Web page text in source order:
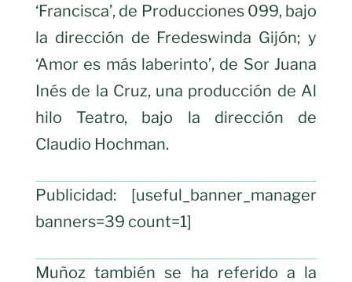
‘Francisca’, de Producciones 099, bajo
la dirección de Fredeswinda Gijón; y
‘Amor es más laberinto’, de Sor Juana
Inés de la Cruz, una producción de Al
hilo Teatro, bajo la dirección de
Claudio Hochman.
Publicidad: [useful_banner_manager
banners=39 count=1]
Muñoz también se ha referido a la